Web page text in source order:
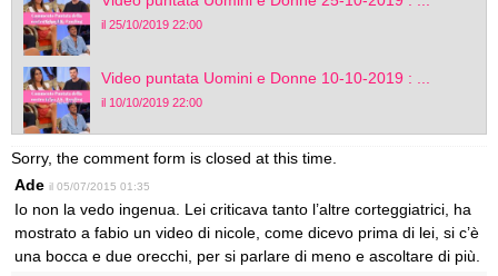
il 25/10/2019 22:00
Video puntata Uomini e Donne 10-10-2019 : ...
il 10/10/2019 22:00
Sorry, the comment form is closed at this time.
Ade il 05/07/2015 01:35
Io non la vedo ingenua. Lei criticava tanto l’altre corteggiatrici, ha
mostrato a fabio un video di nicole, come dicevo prima di lei, si c’è
una bocca e due orecchi, per si parlare di meno e ascoltare di più.